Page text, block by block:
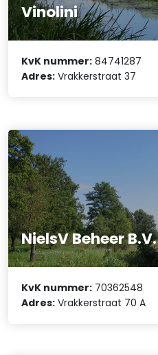
Vinolini
KvK nummer: 84741287
Adres: Vrakkerstraat 37
NielsV Beheer B.V.
KvK nummer: 70362548
Adres: Vrakkerstraat 70 A